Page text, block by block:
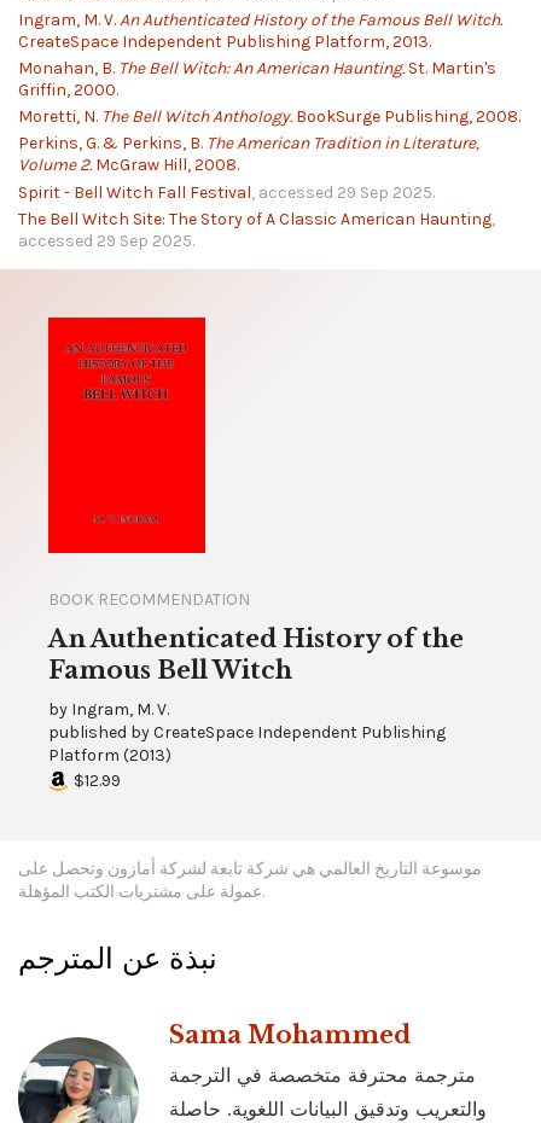
Ingram, M. V.An Authenticated History of the Famous Bell Witch.
CreateSpace Independent Publishing Platform, 2013.
Monahan, B. The Bell Witch: An American Haunting.St. Martin's
Griffin, 2000.
Moretti, N. The Bell Witch Anthology.BookSurge Publishing, 2008.
Perkins, G. & Perkins, B. The American Tradition in Literature,
Volume 2.McGraw Hill, 2008.
Spirit - Bell Witch Fall Festival, accessed 29 Sep 2025.
The Bell Witch Site: The Story of A Classic American Haunting,
accessed 29 Sep 2025.
BOOK RECOMMENDATION
An Authenticated History of the
Famous Bell Witch
by Ingram, M. V.
published byCreateSpace Independent Publishing
Platform (2013)
$12.99
موسوعة التاريخ العالمي هي شركة تابعة لشركة أمازون وتحصل على
عمولة على مشتريات الكتب المؤهلة.
نبذة عن المترجم
Sama Mohammed
مترجمة محترفة متخصصة في الترجمة
والتعريب وتدقيق البيانات اللغوية. حاصلة